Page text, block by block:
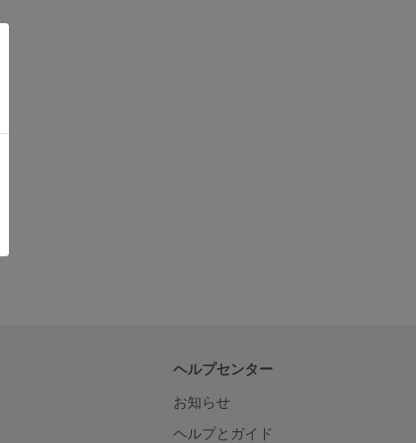
ヘルプセンター
お知らせ
ヘルプとガイド